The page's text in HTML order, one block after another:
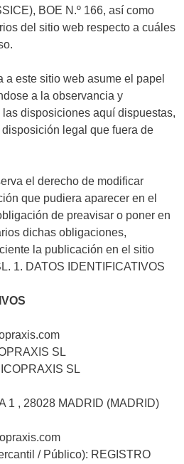
BOE N.º 166, así como
del sitio web respecto a cuáles
a este sitio web asume el papel
a la observancia y
disposiciones aquí dispuestas,
legal que fuera de
el derecho de modificar
que pudiera aparecer en el
de preavisar o poner en
dichas obligaciones,
la publicación en el sitio
1. DATOS IDENTIFICATIVOS
SL
SL
1 , 28028 MADRID (MADRID)
/ Público): REGISTRO